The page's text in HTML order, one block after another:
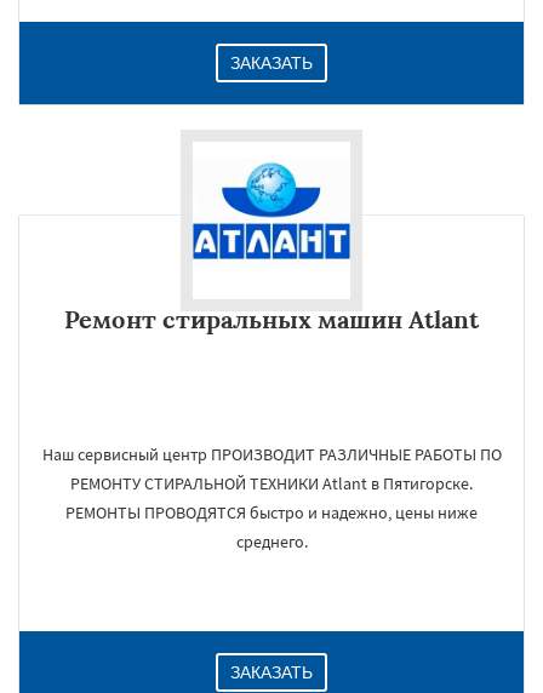
ЗАКАЗАТЬ
Ремонт стиральных машин Atlant
Наш сервисный центр ПРОИЗВОДИТ РАЗЛИЧНЫЕ РАБОТЫ ПО
РЕМОНТУ СТИРАЛЬНОЙ ТЕХНИКИ Atlant в Пятигорске.
РЕМОНТЫ ПРОВОДЯТСЯ быстро и надежно, цены ниже
среднего.
ЗАКАЗАТЬ